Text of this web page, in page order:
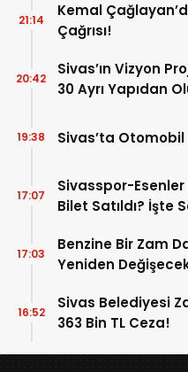
Kemal
Çağrısı!
21:14
Sivas’ın Vizyon
30 Ayrı Yapıdan
20:42
Sivas’ta
19:38
Sivasspor-Esenler
Bilet Satıldı? İşte
17:07
Benzine Bir Zam
Yeniden
17:03
Sivas Belediyesi
363 Bin TL Ceza!
16:52